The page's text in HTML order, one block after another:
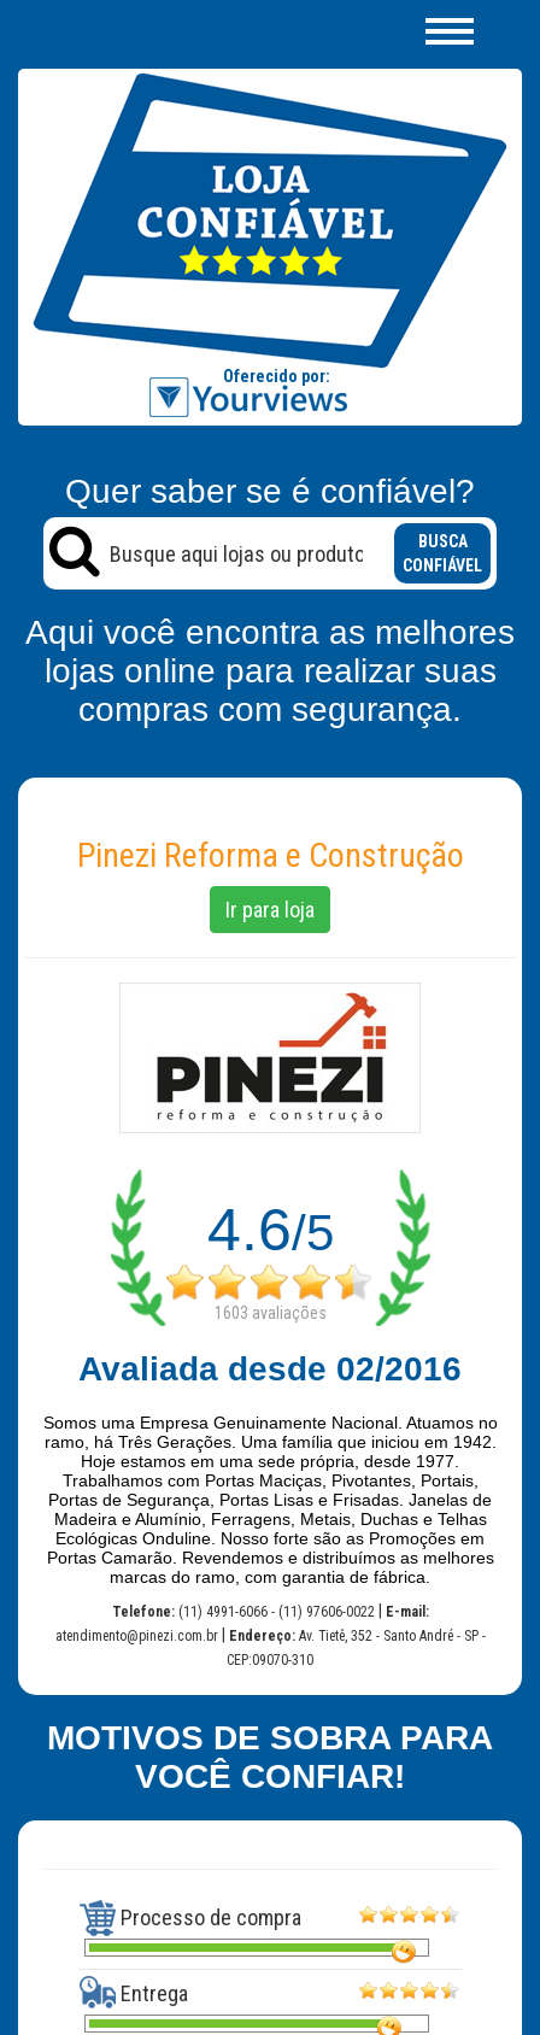
Quer saber se é confiável?
BUSCA
CONFIÁVEL
Aqui você encontra as melhores
lojas online para realizar suas
compras com segurança.
Pinezi Reforma e Construção
Ir para loja
4.6/5
1603 avaliações
Avaliada desde 02/2016
Somos uma Empresa Genuinamente Nacional. Atuamos no
ramo, há Três Gerações. Uma família que iniciou em 1942.
Hoje estamos em uma sede própria, desde 1977.
Trabalhamos com Portas Maciças, Pivotantes, Portais,
Portas de Segurança, Portas Lisas e Frisadas. Janelas de
Madeira e Alumínio, Ferragens, Metais, Duchas e Telhas
Ecológicas Onduline. Nosso forte são as Promoções em
Portas Camarão. Revendemos e distribuímos as melhores
marcas do ramo, com garantia de fábrica.
Telefone: (11) 4991-6066 - (11) 97606-0022
E-mail:
atendimento@pinezi.com.br
Endereço: Av. Tietê, 352 - Santo André - SP -
CEP:09070-310
MOTIVOS DE SOBRA PARA
VOCÊ CONFIAR!
Processo de compra
Entrega